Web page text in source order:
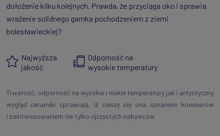
dołożenie kilku kolejnych. Prawda, że przyciąga oko i sprawia
wrażenie solidnego garnka pochodzeniem z ziemi
bolesławieckiej?
Najwyższa
jakość
Odporność na
wysokie temperatury
Trwałość, odporność na wysokie i niskie temperatury jak i artystyczny
wygląd ceramiki sprawiają, iż cieszy się ona uznaniem koneserów
i zainteresowaniem nie tylko ojczystych nabywców.